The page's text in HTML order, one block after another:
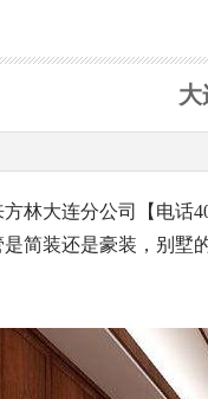
大
林大连分公司【电话
简装还是豪装，别墅